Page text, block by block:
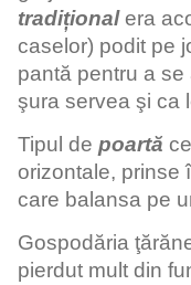
tradiționalera
caselor) podit pe
pantă pentru a
şura servea şi ca
Tipul depoartă
orizontale, prinse
care balansa pe
Gospodăria
pierdut mult din